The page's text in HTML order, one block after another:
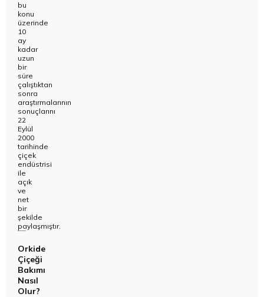
bu
konu
üzerinde
10
ay
kadar
uzun
bir
süre
çalıştıktan
sonra
araştırmalarının
sonuçlarını
22
Eylül
2000
tarihinde
çiçek
endüstrisi
ile
açık
ve
net
bir
şekilde
paylaşmıştır.
Orkide
Çiçeği
Bakımı
Nasıl
Olur?